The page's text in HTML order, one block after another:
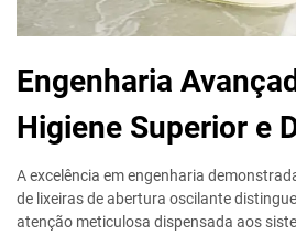
Engenharia
Higiene Superior e
A excelência em engenharia
de lixeiras de abertura oscilante
atenção meticulosa dispensada aos